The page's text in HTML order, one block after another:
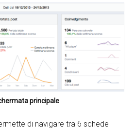
principale
di navigare tra 6 schede